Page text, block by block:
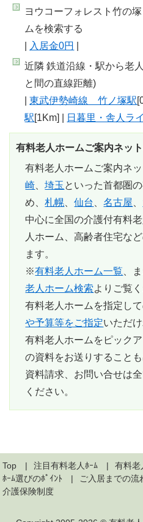
ヨウコーフォレスト竹の
ムを検索する
入居金0円
近隣 鉄道沿線・駅から老
と間の直線距離)
|東武伊勢崎線 竹ノ塚駅
駅[1Km] | 日暮里・舎人ラ
有料老人ホームご案内ネッ
有料老人ホームご案内ネ
崎 、埼玉 といった首都圏
め、札幌 、仙台 、名古屋
中心に全国の介護付有料
人ホーム、高齢者住宅な
ます。
※有料老人ホーム一覧 、
老人ホーム検索よりご覧く
有料老人ホームを指定し
や予算等をご指定いただ
有料老人ホームをピック
の資料をお送りすることも
資料請求、お問い合せは
ください。
Top 注目有料老人ﾎｰﾑ
有料老
ﾎｰﾑ選びのﾎﾟｲﾝﾄ
ご入居までの流
介護保険制度